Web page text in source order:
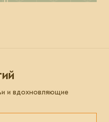
и вдохновляющие